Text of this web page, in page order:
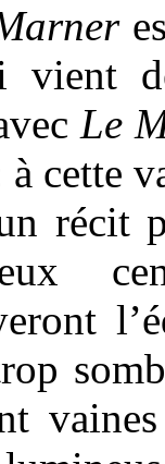
vient
Le
cette
récit